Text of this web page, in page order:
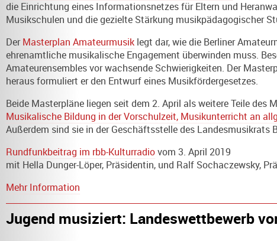
die Einrichtung eines Informationsnetzes für Eltern und
Musikschulen und die gezielte Stärkung musikpädagogischer
DerMasterplan Amateurmusik legt dar, wie die Berliner
ehrenamtliche musikalische Engagement überwinden muss.
Amateurensembles vor wachsende Schwierigkeiten. Der
heraus formuliert er den Entwurf eines Musikfördergesetzes.
Beide Masterpläne liegen seit dem 2. April als weitere Teile des
Musikalische Bildung in der Vorschulzeit, Musikunterricht an
Außerdem sind sie in der Geschäftsstelle des
Rundfunkbeitrag im rbb-Kulturradiovom 3. April 2019
mit Hella Dunger-Löper, Präsidentin, und Ralf Sochaczewsky,
Mehr Information
Jugend musiziert: Landeswettbewerb